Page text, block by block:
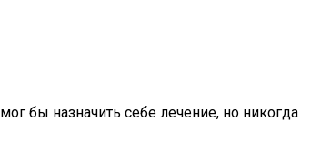
бы назначить себе лечение, но никогда